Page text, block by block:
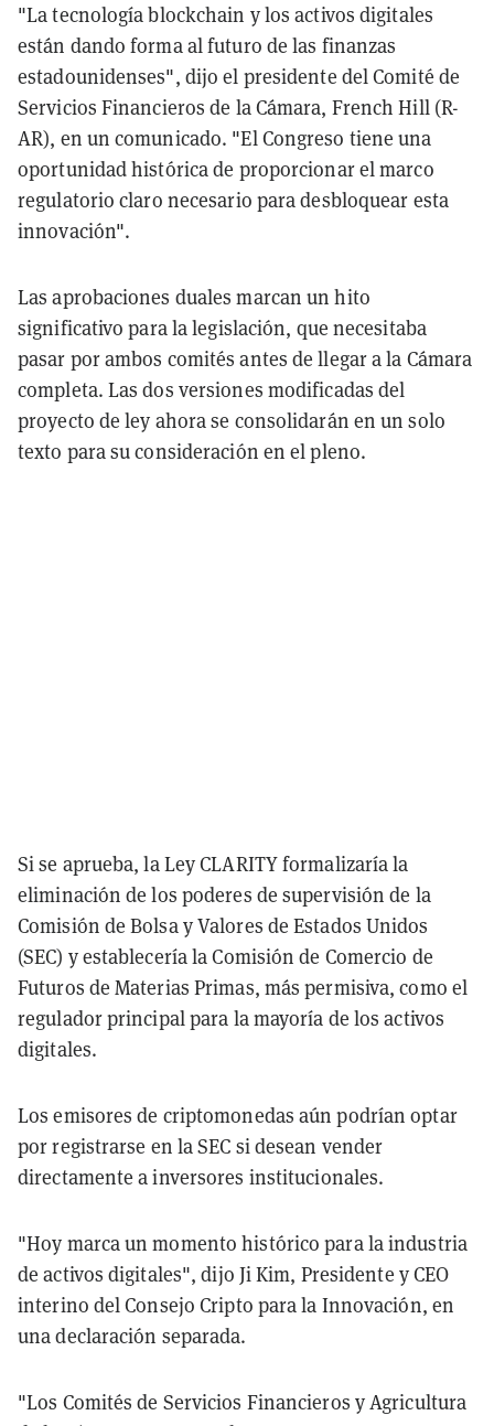
"La tecnología blockchain y los activos digitales
están dando forma al futuro de las finanzas
estadounidenses", dijo el presidente del Comité de
Servicios Financieros de la Cámara, French Hill (R-
AR), en un comunicado. "El Congreso tiene una
oportunidad histórica de proporcionar el marco
regulatorio claro necesario para desbloquear esta
innovación".
Las aprobaciones duales marcan un hito
significativo para la legislación, que necesitaba
pasar por ambos comités antes de llegar a la Cámara
completa. Las dos versiones modificadas del
proyecto de ley ahora se consolidarán en un solo
texto para su consideración en el pleno.
Si se aprueba, la Ley CLARITY formalizaría la
eliminación de los poderes de supervisión de la
Comisión de Bolsa y Valores de Estados Unidos
(SEC) y establecería la Comisión de Comercio de
Futuros de Materias Primas, más permisiva, como el
regulador principal para la mayoría de los activos
digitales.
Los emisores de criptomonedas aún podrían optar
por registrarse en la SEC si desean vender
directamente a inversores institucionales.
"Hoy marca un momento histórico para la industria
de activos digitales", dijo Ji Kim, Presidente y CEO
interino del Consejo Cripto para la Innovación, en
una declaración separada.
"Los Comités de Servicios Financieros y Agricultura